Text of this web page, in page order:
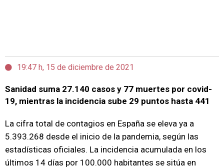
19:47 h, 15 de diciembre de 2021
Sanidad suma 27.140 casos y 77 muertes por covid-
19, mientras la incidencia sube 29 puntos hasta 441
La cifra total de contagios en España se eleva ya a
5.393.268 desde el inicio de la pandemia, según las
estadísticas oficiales. La incidencia acumulada en los
últimos 14 días por 100.000 habitantes se sitúa en